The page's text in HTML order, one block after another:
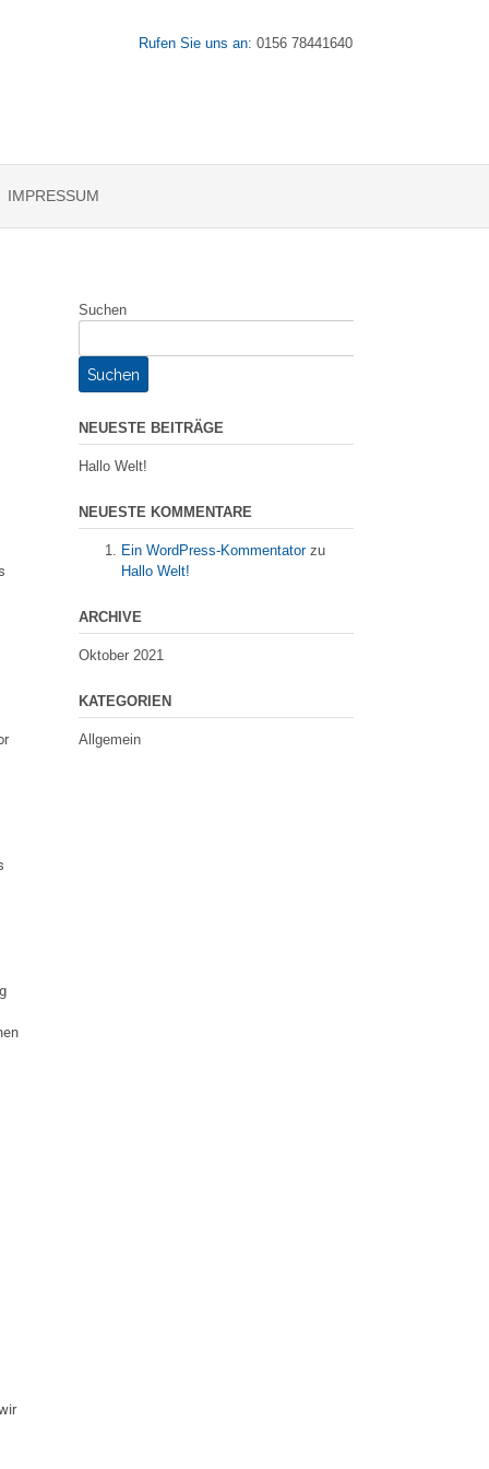
Rufen Sie uns an: 0156 78441640
IMPRESSUM
Suchen
Suchen
NEUESTE BEITRÄGE
Hallo Welt!
NEUESTE KOMMENTARE
Ein WordPress-Kommentatorzu
Hallo Welt!
ARCHIVE
Oktober 2021
KATEGORIEN
Allgemein